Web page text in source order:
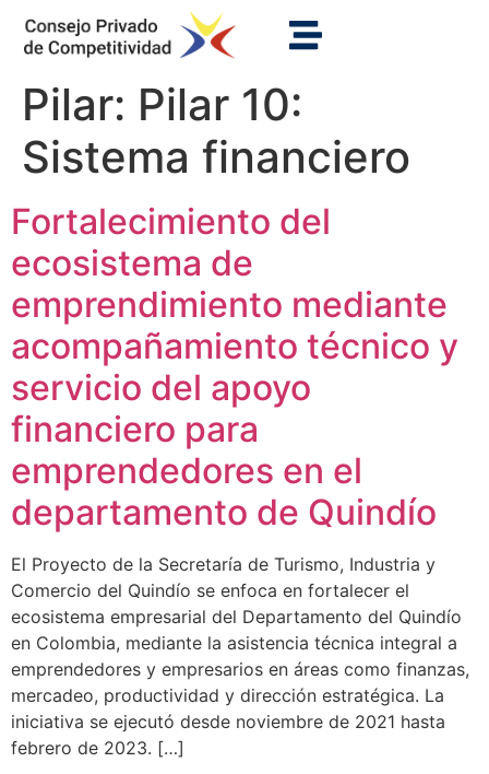
Pilar: Pilar 10:
Sistema financiero
Fortalecimiento del
ecosistema de
emprendimiento mediante
acompañamiento técnico y
servicio del apoyo
financiero para
emprendedores en el
departamento de Quindío
El Proyecto de la Secretaría de Turismo, Industria y
Comercio del Quindío se enfoca en fortalecer el
ecosistema empresarial del Departamento del Quindío
en Colombia, mediante la asistencia técnica integral a
emprendedores y empresarios en áreas como finanzas,
mercadeo, productividad y dirección estratégica. La
iniciativa se ejecutó desde noviembre de 2021 hasta
febrero de 2023. […]